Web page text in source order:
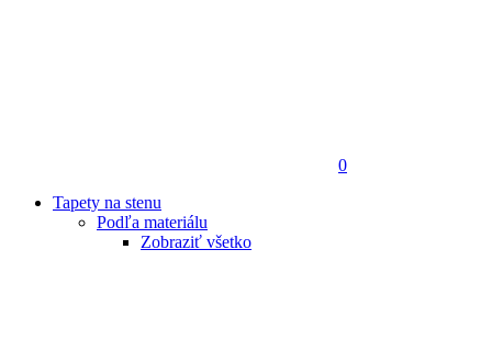
0
Tapety na stenu
Podľa materiálu
Zobraziť všetko